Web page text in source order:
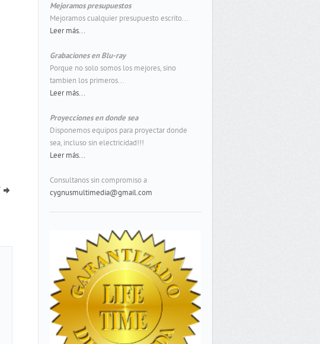
Mejoramos presupuestos
Mejoramos cualquier presupuesto escrito...
Leer más...
Grabaciones en Blu-ray
Porque no solo somos los mejores, sino
tambien los primeros...
Leer más...
Proyecciones en donde sea
Disponemos equipos para proyectar donde
sea, incluso sin electricidad!!!
Leer más...
Consultanos sin compromiso a
cygnusmultimedia@gmail.com